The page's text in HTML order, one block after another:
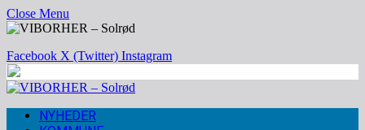
Close Menu
Facebook X (Twitter) Instagram
NYHEDER